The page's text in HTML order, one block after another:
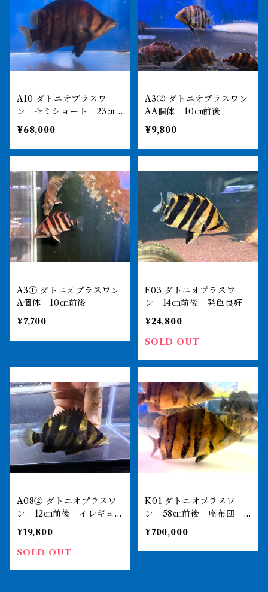
A10 ダトニオプラスワ
ン セミショート 23㎝
前後 漁師ワイルド
¥68,000
A3② ダトニオプラスワン
AA個体 10㎝前後
¥9,800
A3① ダトニオプラスワン
A個体 10㎝前後
¥7,700
F03 ダトニオプラスワ
ン 14㎝前後 発色良好
¥24,800
SOLD OUT
A08② ダトニオプラスワ
ン 12㎝前後 イレギュ
ラーバンド カッコいい
¥19,800
SOLD OUT
K01 ダトニオプラスワ
ン 58㎝前後 座布団
引取or納品
¥700,000